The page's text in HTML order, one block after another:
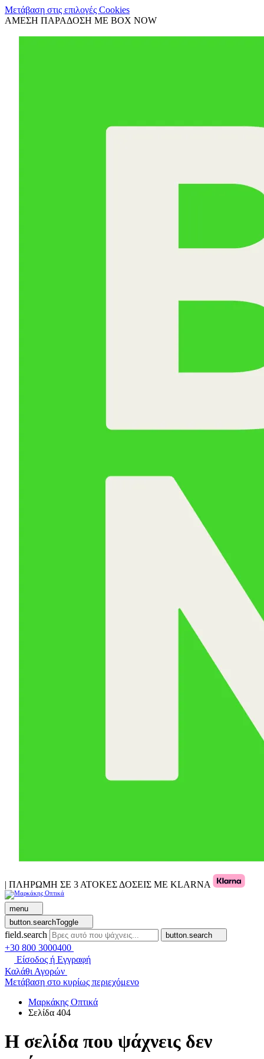
Μετάβαση στις επιλογές Cookies
ΑΜΕΣΗ ΠΑΡΑΔΟΣΗ ΜΕ BOX NOW
| ΠΛΗΡΩΜΗ ΣΕ 3 ΑΤΟΚΕΣ ΔΟΣΕΙΣ ΜΕ KLARNA
menu
button.searchToggle
field.search button.search
+30 800 3000400
Είσοδος ή Εγγραφή
Καλάθι Αγορών
Μετάβαση στο κυρίως περιεχόμενο
Μαρκάκης Οπτικά
Σελίδα 404
Η σελίδα που ψάχνεις δεν